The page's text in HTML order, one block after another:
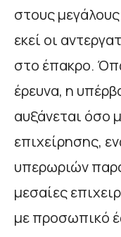
στους
εκεί οι
στο έπακρο.
έρευνα, η
αυξάνεται όσο
επιχείρησης,
υπερωριών
μεσαίες
με προσωπικό